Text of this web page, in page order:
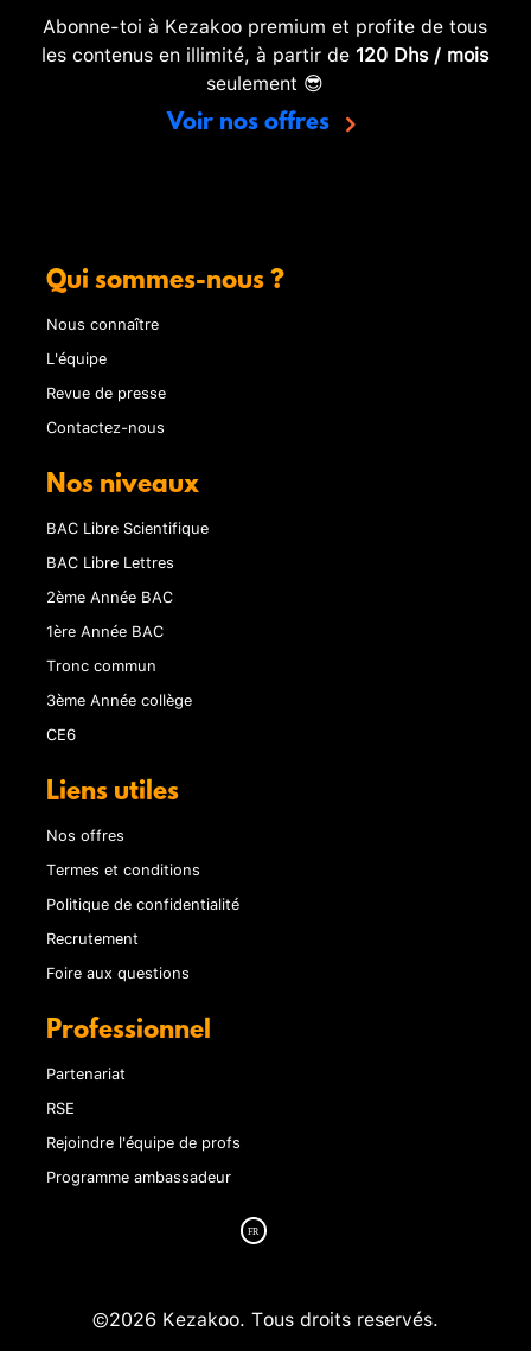
Abonne-toi à Kezakoo premium et profite de tous
les contenus en illimité, à partir de 120 Dhs / mois
seulement 😎
Voir nos offres
Qui sommes-nous ?
Nous connaître
L'équipe
Revue de presse
Contactez-nous
Nos niveaux
BAC Libre Scientifique
BAC Libre Lettres
2ème Année BAC
1ère Année BAC
Tronc commun
3ème Année collège
CE6
Liens utiles
Nos offres
Termes et conditions
Politique de confidentialité
Recrutement
Foire aux questions
Professionnel
Partenariat
RSE
Rejoindre l'équipe de profs
Programme ambassadeur
©2026 Kezakoo. Tous droits reservés.